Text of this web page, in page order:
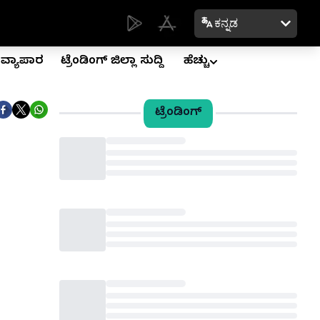
ಕನ್ನಡ
ವ್ಯಾಪಾರ ಟ್ರೆಂಡಿಂಗ್ ಜಿಲ್ಲಾ ಸುದ್ದಿ ಹೆಚ್ಚು
ಟ್ರೆಂಡಿಂಗ್